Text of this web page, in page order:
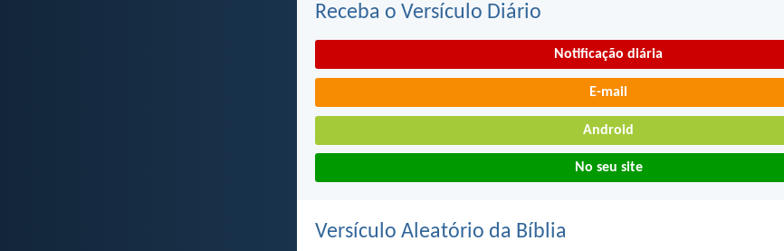
Receba o Versículo Diário
Notificação diária
E-mail
Android
No seu site
Versículo Aleatório da Bíblia